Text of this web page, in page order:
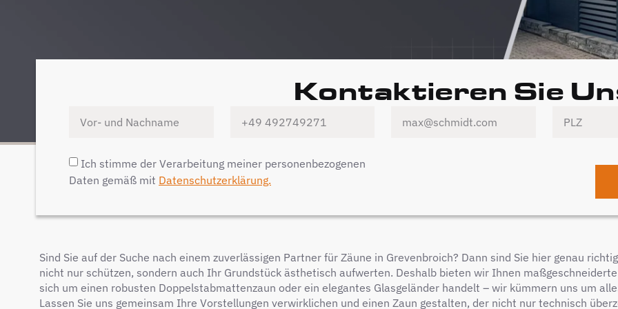
Kontaktieren Sie
Ich stimme der Verarbeitung meiner personenbezogenen
Daten gemäß mit Datenschutzerklärung.
Sind Sie auf der Suche nach einem zuverlässigen Partner für Zäune in Grevenbroich? Dann sind Sie hier genau
nicht nur schützen, sondern auch Ihr Grundstück ästhetisch aufwerten. Deshalb bieten wir Ihnen
sich um einen robusten Doppelstabmattenzaun oder ein elegantes Glasgeländer handelt – wir kümmern uns um
Lassen Sie uns gemeinsam Ihre Vorstellungen verwirklichen und einen Zaun gestalten, der nicht nur technisch